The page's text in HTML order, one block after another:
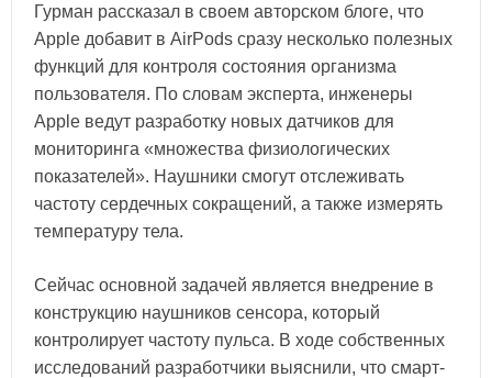
Гурман рассказал в своем авторском блоге, что
Apple добавит в AirPods сразу несколько полезных
функций для контроля состояния организма
пользователя. По словам эксперта, инженеры
Apple ведут разработку новых датчиков для
мониторинга «множества физиологических
показателей». Наушники смогут отслеживать
частоту сердечных сокращений, а также измерять
температуру тела.
Сейчас основной задачей является внедрение в
конструкцию наушников сенсора, который
контролирует частоту пульса. В ходе собственных
исследований разработчики выяснили, что смарт-